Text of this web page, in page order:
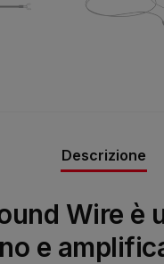
Descrizione
Wire è
e